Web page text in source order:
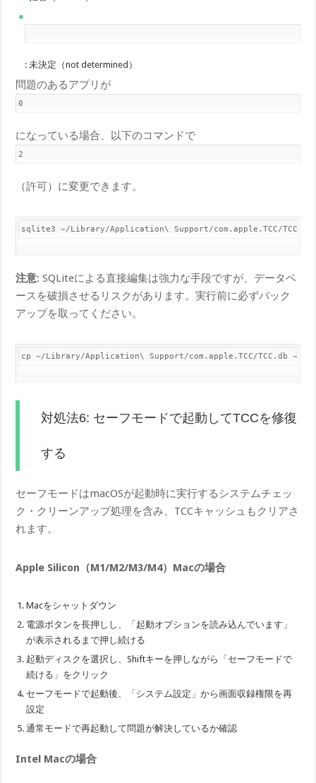
: 未決定（not determined）
問題のあるアプリが
0
になっている場合、以下のコマンドで
2
（許可）に変更できます。
sqlite3 ~/Library/Application\ Support/com.apple.TCC/TCC.db
注意: SQLiteによる直接編集は強力な手段ですが、データベ
ースを破損させるリスクがあります。実行前に必ずバック
アップを取ってください。
cp ~/Library/Application\ Support/com.apple.TCC/TCC.db ~/
対処法6: セーフモードで起動してTCCを修復
する
セーフモードはmacOSが起動時に実行するシステムチェッ
ク・クリーンアップ処理を含み、TCCキャッシュもクリアさ
れます。
Apple Silicon（M1/M2/M3/M4）Macの場合
Macをシャットダウン
電源ボタンを長押しし、「起動オプションを読み込んでいます」
が表示されるまで押し続ける
起動ディスクを選択し、Shiftキーを押しながら「セーフモードで
続ける」をクリック
セーフモードで起動後、「システム設定」から画面収録権限を再
設定
通常モードで再起動して問題が解決しているか確認
Intel Macの場合